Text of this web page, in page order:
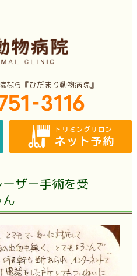
なら『ひだまり動物病院』
ザー手術を受